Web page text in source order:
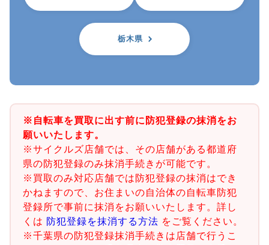
栃木県
※自転車を買取に出す前に防犯登録の抹消をお
願いいたします。
※サイクルズ店舗では、その店舗がある都道府
県の防犯登録のみ抹消手続きが可能です。
※買取のみ対応店舗では防犯登録の抹消はでき
かねますので、お住まいの自治体の自転車防犯
登録所で事前に抹消をお願いいたします。詳し
くは 防犯登録を抹消する方法 をご覧ください。
※千葉県の防犯登録抹消手続きは店舗で行うこ